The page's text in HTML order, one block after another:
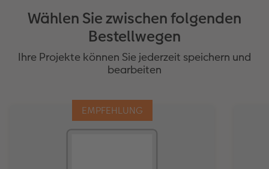
Wählen Sie zwischen folgenden
Bestellwegen
Ihre Projekte können Sie jederzeit speichern und
bearbeiten
EMPFEHLUNG